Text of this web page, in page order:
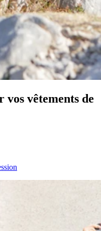
vos vêtements de